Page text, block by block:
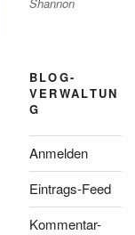
BLOG-
VERWALTUN
G
Anmelden
Eintrags-Feed
Kommentar-